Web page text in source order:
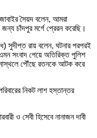
সৈয়দ বলেন, আমরা
চাঁদপুর মর্গে প্রেরন করেছি।
সুদীপ্ত রায় বলেন, ঘটনার পরপরই
সংবাদ পেয়ে অতিরিক্ত পুলিশ
পৌঁছে রতনকে আটক করে
নিকট লাশ হস্তান্তর
ও সেবী হিসেবে নানাজন দাবী